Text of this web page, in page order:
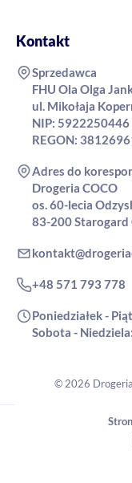
Kontakt
Sprzedawca
FHU Ola Olga
ul. Mikołaja
NIP: 5922250446
REGON:
Adres do
Drogeria COCO
os. 60-lecia
83-200 Starogard
+48 571 793 778
Poniedziałek -
Sobota -
© 2026